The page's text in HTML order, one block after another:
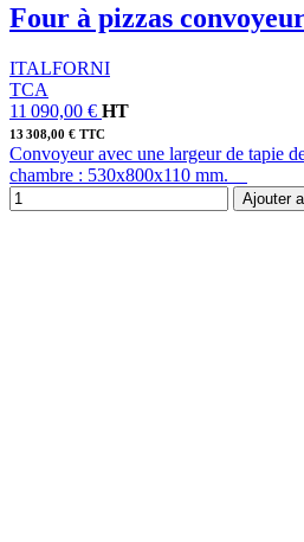
Four à pizzas
ITALFORNI
TCA
11 090,00 € HT
13 308,00 € TTC
Convoyeur avec une largeur de tapie
chambre : 530x800x110 mm.
Ajouter